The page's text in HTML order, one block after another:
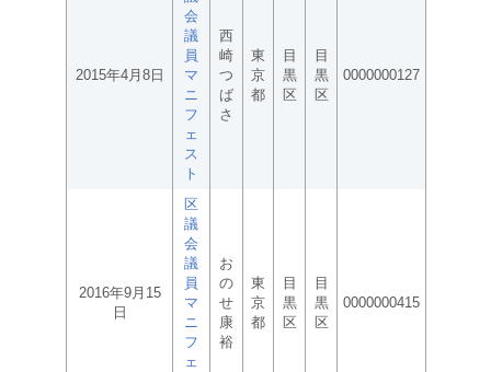
2015年4月8日
会
議
員
マ
ニ
フ
ェ
ス
ト
西
崎
つ
ば
さ
東
京
都
目
黒
区
目
黒
区
0000000127
2016年9月15
日
区
議
会
議
員
マ
ニ
フ
ェ
お
の
せ
康
裕
東
京
都
目
黒
区
目
黒
区
0000000415